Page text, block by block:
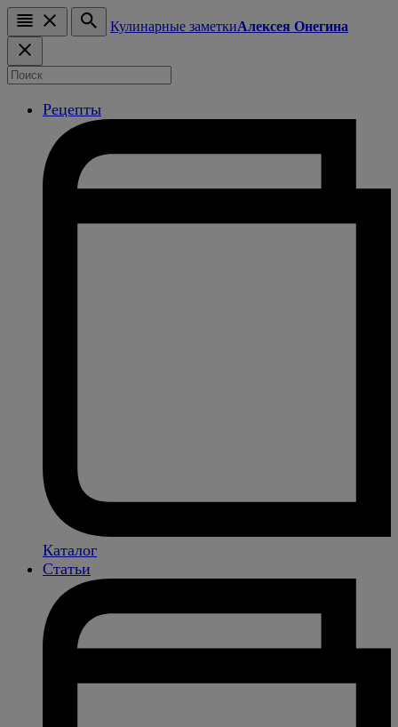
Кулинарные заметкиАлексея Онегина
Рецепты
Каталог
Статьи